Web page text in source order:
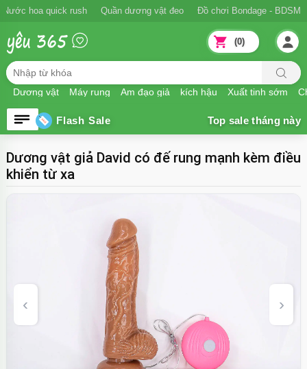
Ngăn xuất tinh sớm Nước hoa quick rush Quần dương vật đeo Đồ
Dương vật Máy rung Âm đạo giả kích hậu Xuất tinh sớm
(0)
Flash Sale
Dương vật giả David có đế rung mạnh kèm điều
khiển từ xa